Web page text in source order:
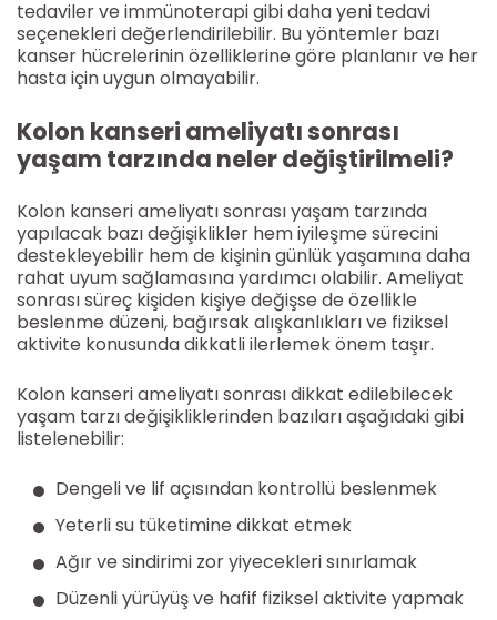
tedaviler ve immünoterapi gibi daha yeni tedavi
seçenekleri değerlendirilebilir. Bu yöntemler bazı
kanser hücrelerinin özelliklerine göre planlanır ve her
hasta için uygun olmayabilir.
Kolon kanseri ameliyatı sonrası
yaşam tarzında neler değiştirilmeli?
Kolon kanseri ameliyatı sonrası yaşam tarzında
yapılacak bazı değişiklikler hem iyileşme sürecini
destekleyebilir hem de kişinin günlük yaşamına daha
rahat uyum sağlamasına yardımcı olabilir. Ameliyat
sonrası süreç kişiden kişiye değişse de özellikle
beslenme düzeni, bağırsak alışkanlıkları ve fiziksel
aktivite konusunda dikkatli ilerlemek önem taşır.
Kolon kanseri ameliyatı sonrası dikkat edilebilecek
yaşam tarzı değişikliklerinden bazıları aşağıdaki gibi
listelenebilir:
Dengeli ve lif açısından kontrollü beslenmek
Yeterli su tüketimine dikkat etmek
Ağır ve sindirimi zor yiyecekleri sınırlamak
Düzenli yürüyüş ve hafif fiziksel aktivite yapmak